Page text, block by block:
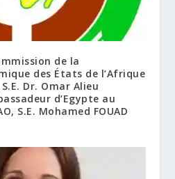
de la
des États de l’Afrique
S.E. Dr. Omar Alieu
d’Egypte au
S.E. Mohamed FOUAD